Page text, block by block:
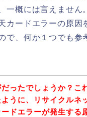
一概には言えません
カードエラーの原因
で、何か１つでも参
ったでしょうか？こ
うに、リサイクルネ
ドエラーが発生する